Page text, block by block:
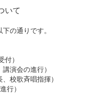
いて
の通りです。
）
演会の進行）
歌斉唱指揮）
）